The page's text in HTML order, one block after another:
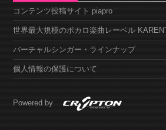
コンテンツ投稿サイト piapro
世界最大規模のボカロ楽曲レーベル KARENT
バーチャルシンガー・ラインナップ
個人情報の保護について
Powered by